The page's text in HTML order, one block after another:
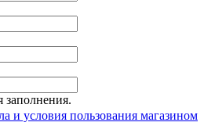
заполнения.
и условия пользования магазином